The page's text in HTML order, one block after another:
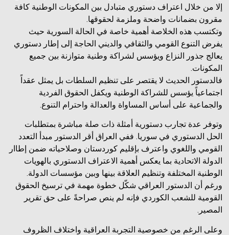
إلا من خلال اعتراف دستوري متبادل بين المكونات الوطنية كافة
مقرون بضمانات واضحة وملزمة لحقوقها.
وتكتسب هذه الخلاصة أهمية خاصة في الحالة السورية حيث
يفرض التنوع القومي والثقافي والديني الحاجة إلى إطار دستوري
يعالج جذور النزاع ويؤسس لشراكة وطنية متوازنة بين جميع
المكونات.
فالدستور الحديث لا يقتصر على تنظيم السلطات بل يمثل عقداً
اجتماعياً يؤسس للشراكة الوطنية ويكفل الحقوق الفردية
والجماعية على أساس المساواة والعدالة واحترام التنوع.
وتوفر عدة تجارب دستورية أمثلة ذات صلة مباشرة بمتطلبات
الحل الدستوري في سوريا. ففي العراق أقر الدستور مبدأ التعدد
القومي واللغوي واعترف بإقليم كوردستان وصلاحياته ضمن إطاار
الدولة الاتحادية بما يعكس أهمية الاعتراف الدستوري بالهويات
الوطنية المختلفة وتنظيم العلاقة بينها وبين مؤسسات الدولة.
ورغم أن الدستور العراقي شكّل خطوة مهمة في ترسيخ الحقوق
القومية للشعب الكوردي فإنه لم ينص صراحةً على حق تقرير
المصير.
وعلى الرغم من خصوصية التجربة العراقية واختلاف الظروف